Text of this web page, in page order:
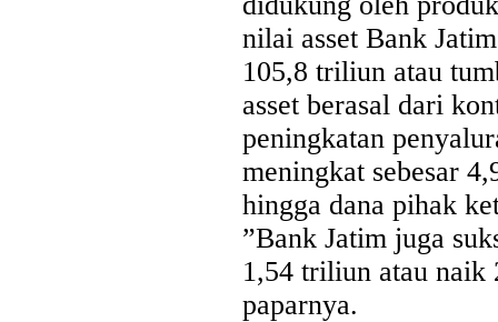
nilai asset Bank
105,8 triliun atau
asset berasal dari
peningkatan
meningkat sebesar
hingga dana pihak
”Bank Jatim juga
1,54 triliun atau naik
paparnya.